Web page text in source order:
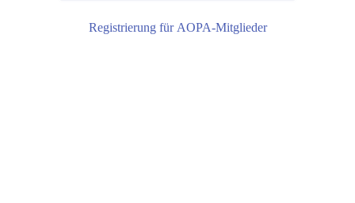
Registrierung für AOPA-Mitglieder